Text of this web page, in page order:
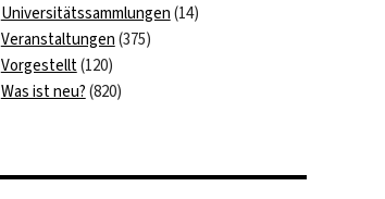
Universitätssammlungen (14)
Veranstaltungen (375)
Vorgestellt(120)
Was ist neu? (820)